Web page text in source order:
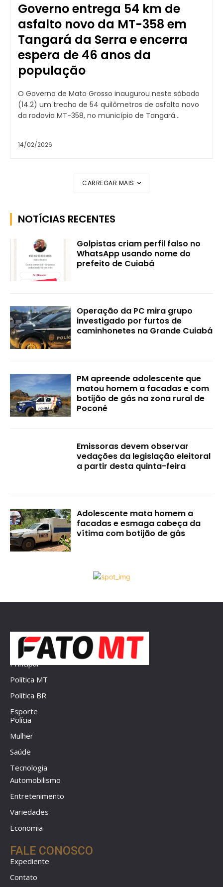
Governo entrega 54 km de
asfalto novo da MT-358 em
Tangará da Serra e encerra
espera de 46 anos da
população
O Governo de Mato Grosso inaugurou neste sábado
(14.2) um trecho de 54 quilômetros de asfalto novo
da rodovia MT-358, no município de Tangará...
14/02/2026
CARREGAR MAIS
NOTÍCIAS RECENTES
Golpistas criam perfil falso no
WhatsApp usando nome do
prefeito de Cuiabá
Operação da PC mira grupo
investigado por furtos de
caminhonetes na Grande Cuiabá
PM apreende adolescente que
matou homem a facadas e com
botijão de gás na zona rural de
Poconé
Emissoras devem observar
vedações da legislação eleitoral
a partir desta quinta-feira
Adolescente mata homem a
facadas e esmaga cabeça da
vítima com botijão de gás
Principal
Política MT
Política BR
Esporte
Polícia
Mulher
Saúde
Tecnologia
Automobilismo
Entretenimento
Variedades
Economia
FALE CONOSCO
Expediente
Contato